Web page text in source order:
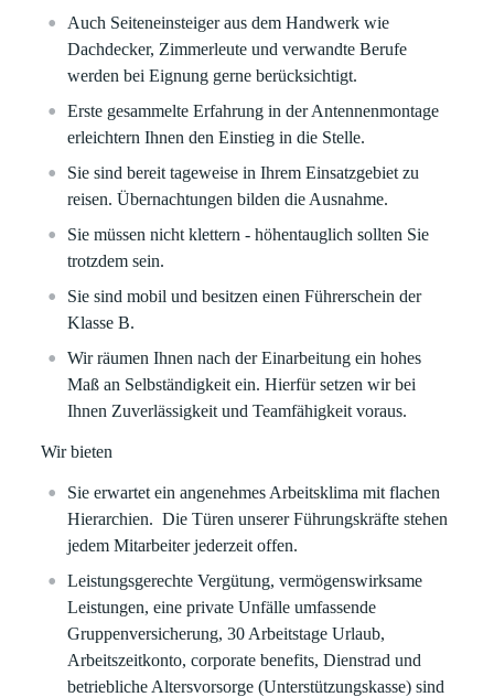
Auch Seiteneinsteiger aus dem Handwerk wie
Dachdecker, Zimmerleute und verwandte Berufe
werden bei Eignung gerne berücksichtigt.
Erste gesammelte Erfahrung in der Antennenmontage
erleichtern Ihnen den Einstieg in die Stelle.
Sie sind bereit tageweise in Ihrem Einsatzgebiet zu
reisen. Übernachtungen bilden die Ausnahme.
Sie müssen nicht klettern - höhentauglich sollten Sie
trotzdem sein.
Sie sind mobil und besitzen einen Führerschein der
Klasse B.
Wir räumen Ihnen nach der Einarbeitung ein hohes
Maß an Selbständigkeit ein. Hierfür setzen wir bei
Ihnen Zuverlässigkeit und Teamfähigkeit voraus.
Wir bieten
Sie erwartet ein angenehmes Arbeitsklima mit flachen
Hierarchien. Die Türen unserer Führungskräfte stehen
jedem Mitarbeiter jederzeit offen.
Leistungsgerechte Vergütung, vermögenswirksame
Leistungen, eine private Unfälle umfassende
Gruppenversicherung, 30 Arbeitstage Urlaub,
Arbeitszeitkonto, corporate benefits, Dienstrad und
betriebliche Altersvorsorge (Unterstützungskasse) sind